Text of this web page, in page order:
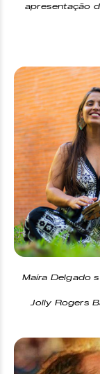
apresentação
Maíra Delgado
Jolly Rogers